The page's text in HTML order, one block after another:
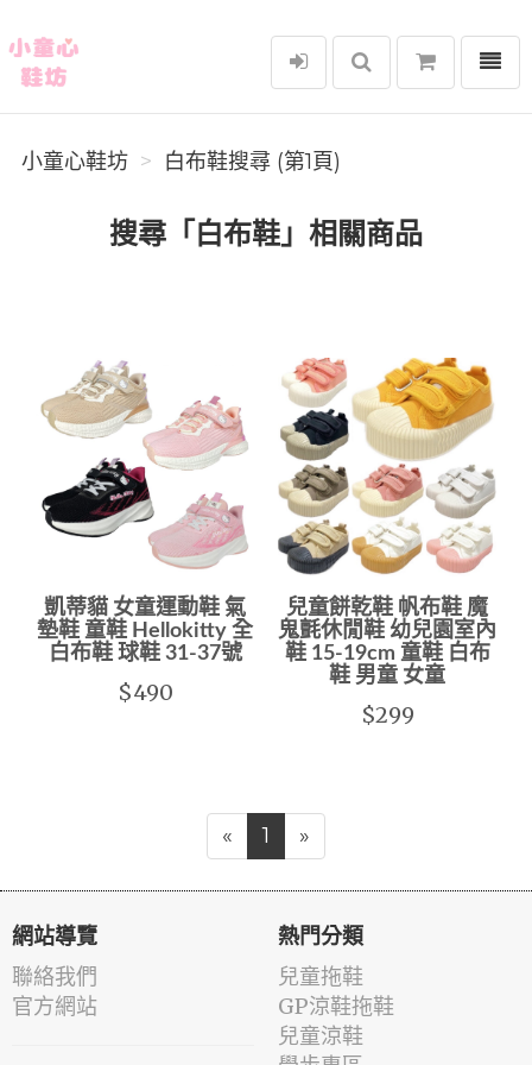
小童心鞋坊
選單
小童心鞋坊 白布鞋搜尋 (第1頁)
搜尋「白布鞋」相關商品
凱蒂貓 女童運動鞋 氣
墊鞋 童鞋 Hellokitty 全
白布鞋 球鞋 31-37號
$490
兒童餅乾鞋 帆布鞋 魔
鬼氈休閒鞋 幼兒園室內
鞋 15-19cm 童鞋 白布
鞋 男童 女童
$299
« 1 »
網站導覽
聯絡我們
官方網站
熱門分類
兒童拖鞋
GP涼鞋拖鞋
兒童涼鞋